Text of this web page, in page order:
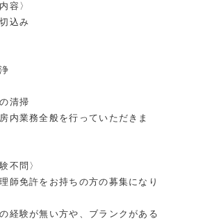
容〉
込み
清掃
内業務全般を行っていただきま
不問〉
師免許をお持ちの方の募集になり
経験が無い方や、ブランクがある